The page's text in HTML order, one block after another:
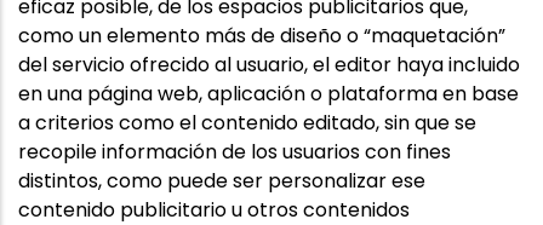
eficaz posible, de los espacios publicitarios que,
como un elemento más de diseño o “maquetación”
del servicio ofrecido al usuario, el editor haya incluido
en una página web, aplicación o plataforma en base
a criterios como el contenido editado, sin que se
recopile información de los usuarios con fines
distintos, como puede ser personalizar ese
contenido publicitario u otros contenidos